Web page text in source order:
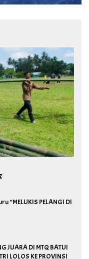
“MELUKIS PELANGI DI
JUARA DI MTQ BATUI
LOLOS KE PROVINSI